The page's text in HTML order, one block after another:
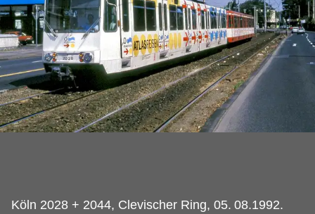
Köln 2028 + 2044, Clevischer Ring, 05. 08.1992.